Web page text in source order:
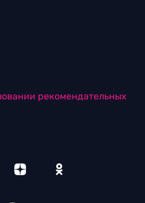
рекомендательных